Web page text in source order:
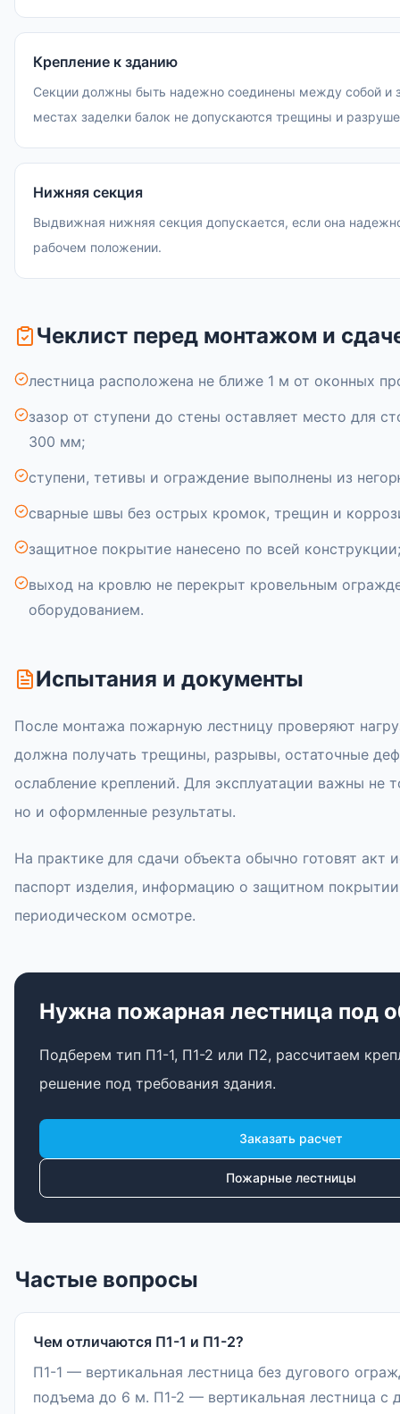
Крепление к зданию
Секции должны быть надежно соединены между собой и
местах заделки балок не допускаются трещины и
Нижняя секция
Выдвижная нижняя секция допускается, если она
рабочем положении.
Чеклист перед монтажом и
лестница расположена не ближе 1 м от оконных
зазор от ступени до стены оставляет место для
300 мм;
ступени, тетивы и ограждение выполнены из
сварные швы без острых кромок, трещин и
защитное покрытие нанесено по всей конструкции;
выход на кровлю не перекрыт кровельным
оборудованием.
Испытания и документы
После монтажа пожарную лестницу проверяют
должна получать трещины, разрывы, остаточные
ослабление креплений. Для эксплуатации важны не
но и оформленные результаты.
На практике для сдачи объекта обычно готовят акт
паспорт изделия, информацию о защитном
периодическом осмотре.
Нужна пожарная лестница под
Подберем тип П1-1, П1-2 или П2, рассчитаем
решение под требования здания.
Заказать расчет
Пожарные лестницы
Частые вопросы
Чем отличаются П1-1 и П1-2?
П1-1 — вертикальная лестница без дугового
подъема до 6 м. П1-2 — вертикальная лестница с